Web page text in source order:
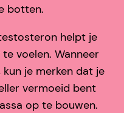
botten.
helpt je
voelen. Wanneer
je merken dat je
vermoeid bent
op te bouwen.